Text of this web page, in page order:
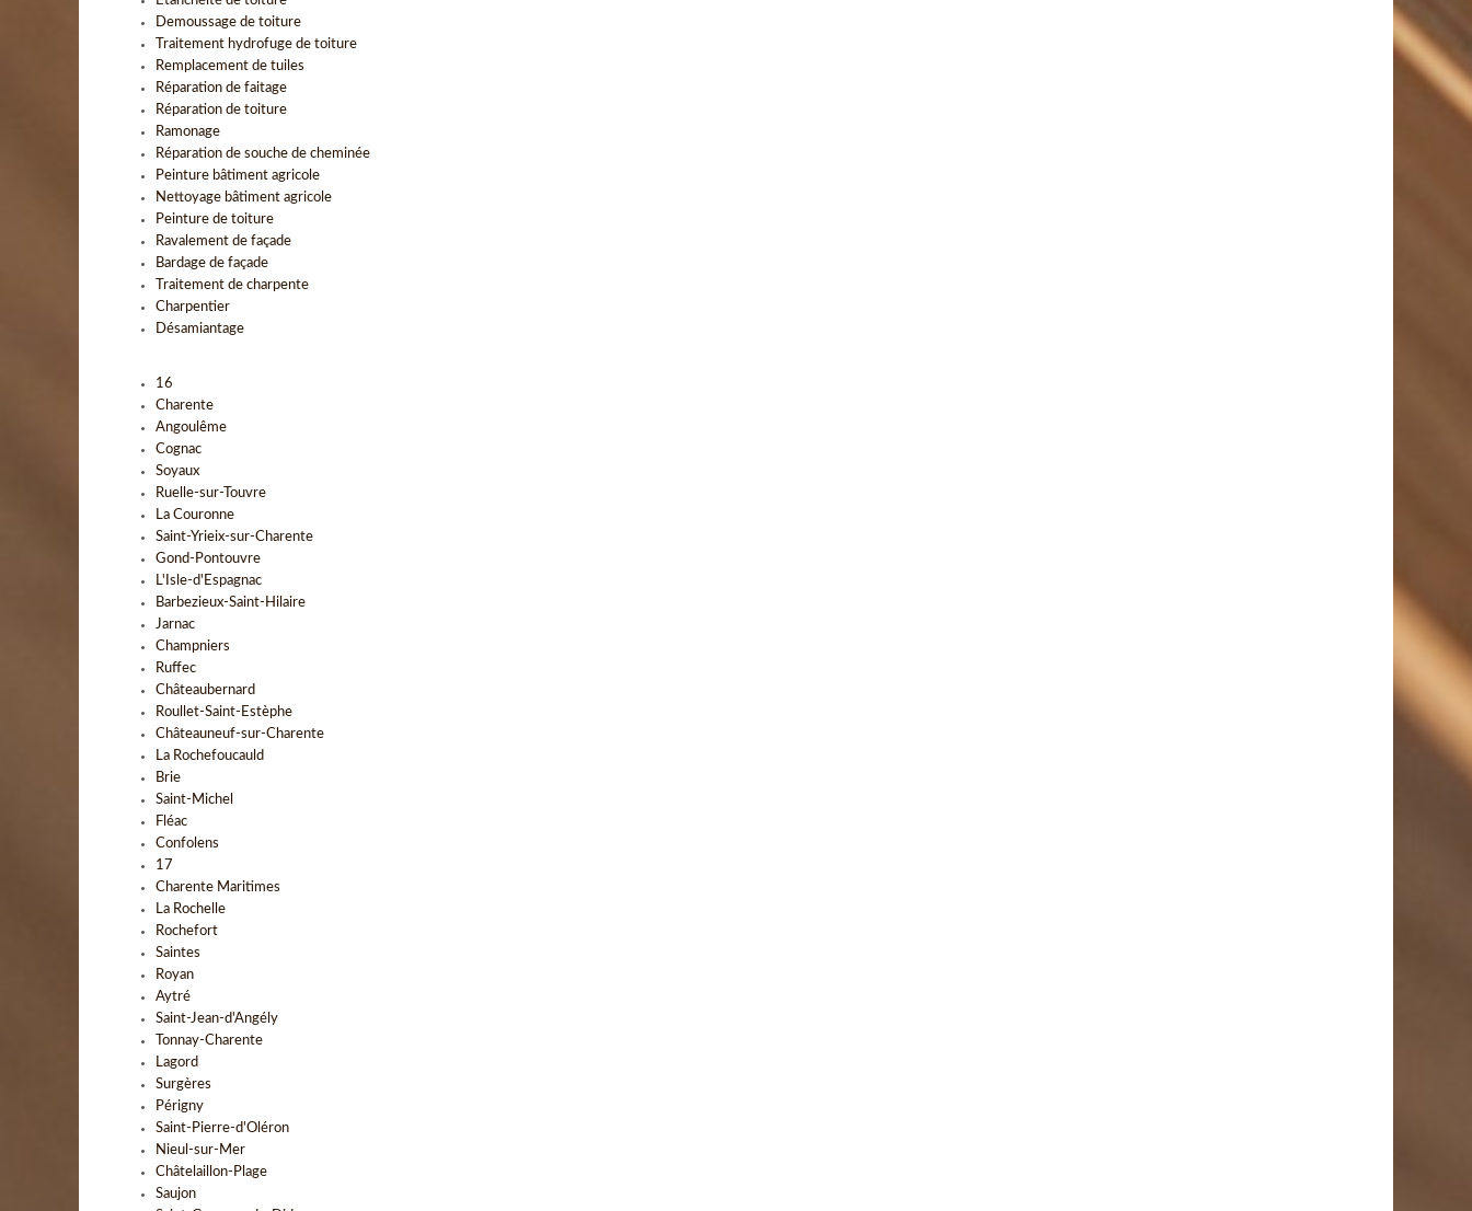
Demoussage de toiture
Traitement hydrofuge de toiture
Remplacement de tuiles
Réparation de faitage
Réparation de toiture
Ramonage
Réparation de souche de cheminée
Peinture bâtiment agricole
Nettoyage bâtiment agricole
Peinture de toiture
Ravalement de façade
Bardage de façade
Traitement de charpente
Charpentier
Désamiantage
16
Charente
Angoulême
Cognac
Soyaux
Ruelle-sur-Touvre
La Couronne
Saint-Yrieix-sur-Charente
Gond-Pontouvre
L'Isle-d'Espagnac
Barbezieux-Saint-Hilaire
Jarnac
Champniers
Ruffec
Châteaubernard
Roullet-Saint-Estèphe
Châteauneuf-sur-Charente
La Rochefoucauld
Brie
Saint-Michel
Fléac
Confolens
17
Charente Maritimes
La Rochelle
Rochefort
Saintes
Royan
Aytré
Saint-Jean-d'Angély
Tonnay-Charente
Lagord
Surgères
Périgny
Saint-Pierre-d'Oléron
Nieul-sur-Mer
Châtelaillon-Plage
Saujon